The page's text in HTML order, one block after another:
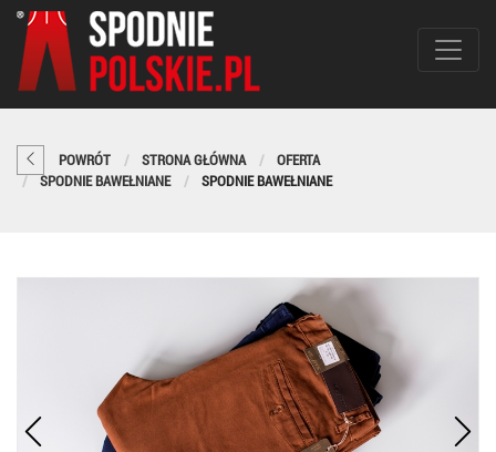
POWRÓT STRONA GŁÓWNA
OFERTA
SPODNIE BAWEŁNIANE
SPODNIE BAWEŁNIANE